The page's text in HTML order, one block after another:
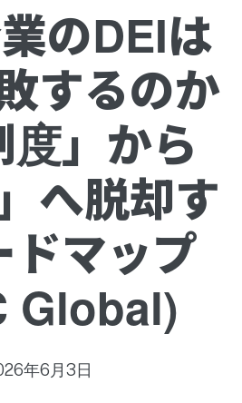
のDEIは
するのか
」から
へ脱却す
ドマップ
Global)
年6月3日